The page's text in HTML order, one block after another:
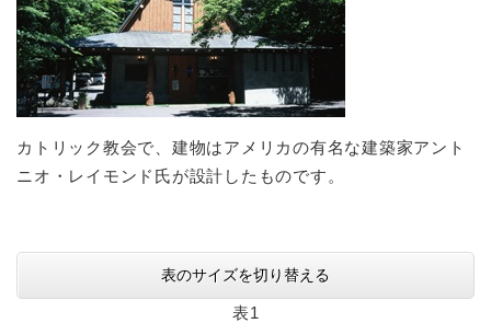
カトリック教会で、建物はアメリカの有名な建築家アント
ニオ・レイモンド氏が設計したものです。
表のサイズを切り替える
表1